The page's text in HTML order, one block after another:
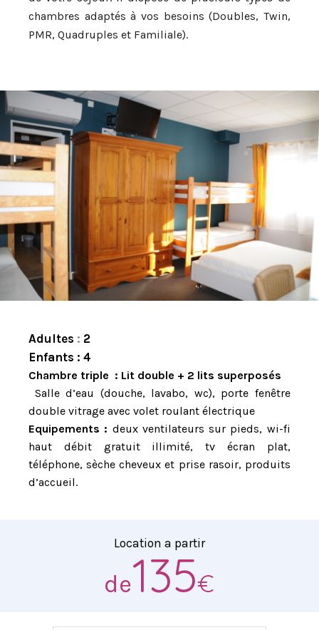
chambres adaptés à vos besoins (Doubles, Twin,
PMR, Quadruples et Familiale).
Adultes : 2
Enfants : 4
Chambre triple : Lit double + 2 lits superposés
Salle d’eau (douche, lavabo, wc), porte fenêtre
double vitrage avec volet roulant électrique
Equipements : deux ventilateurs sur pieds, wi-fi
haut débit gratuit illimité, tv écran plat,
téléphone, sèche cheveux et prise rasoir, produits
d’accueil.
Location a partir
de135€